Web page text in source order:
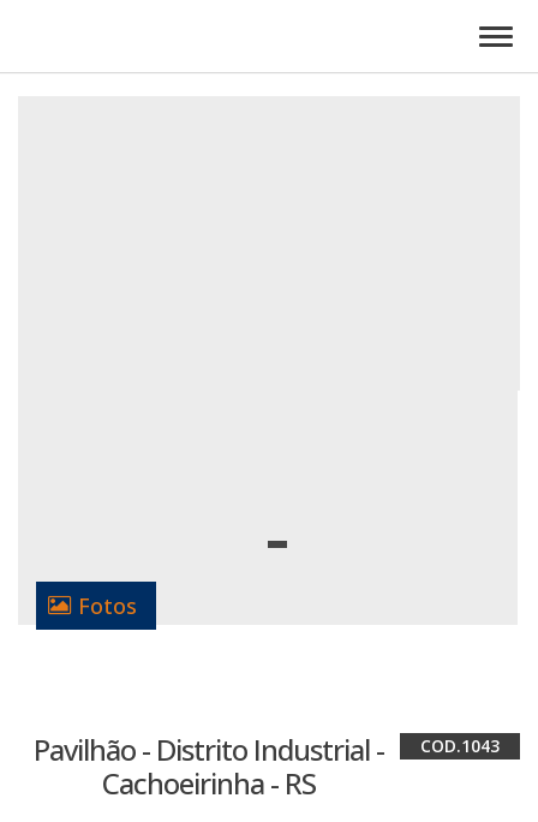
Fotos
Pavilhão - Distrito Industrial -
Cachoeirinha - RS
1043